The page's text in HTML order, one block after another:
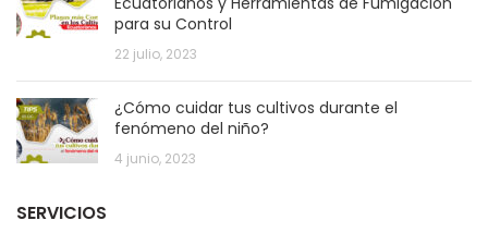
para su Control
22 julio, 2023
¿Cómo cuidar tus cultivos durante el
fenómeno del niño?
4 junio, 2023
SERVICIOS